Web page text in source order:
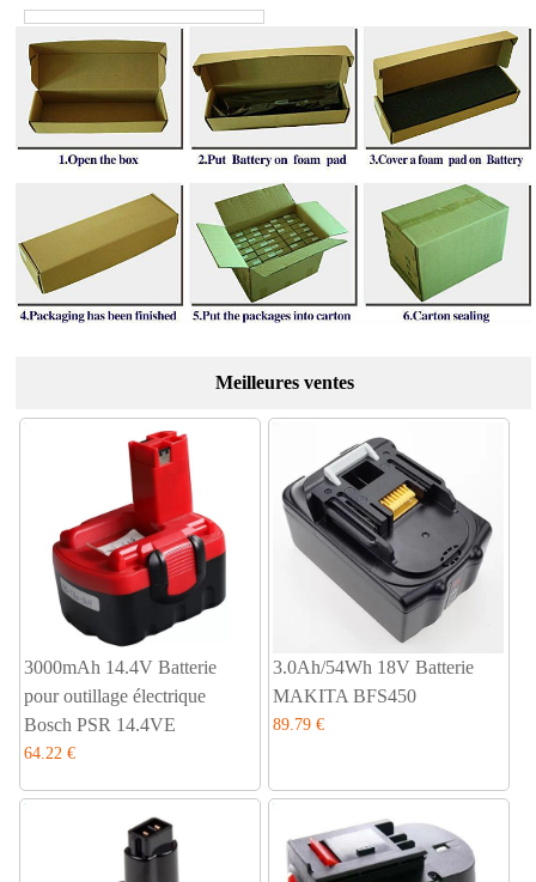
Meilleures ventes
3000mAh 14.4V Batterie
pour outillage électrique
Bosch PSR 14.4VE
64.22 €
3.0Ah/54Wh 18V Batterie
MAKITA BFS450
89.79 €